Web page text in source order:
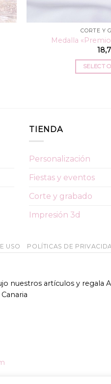
CORTE Y
Medalla
SELECT
TIENDA
Personalización
Fiestas y eventos
Corte y grabado
Impresión 3d
USO POLÍTICAS DE
nuestros artículos y regala